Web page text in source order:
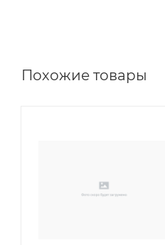
Похожие товары